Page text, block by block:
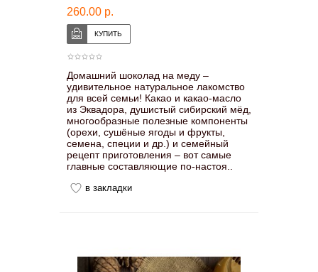
260.00 р.
Домашний шоколад на меду –
удивительное натуральное лакомство
для всей семьи! Какао и какао-масло
из Эквадора, душистый сибирский мёд,
многообразные полезные компоненты
(орехи, сушёные ягоды и фрукты,
семена, специи и др.) и семейный
рецепт приготовления – вот самые
главные составляющие по-настоя..
в закладки